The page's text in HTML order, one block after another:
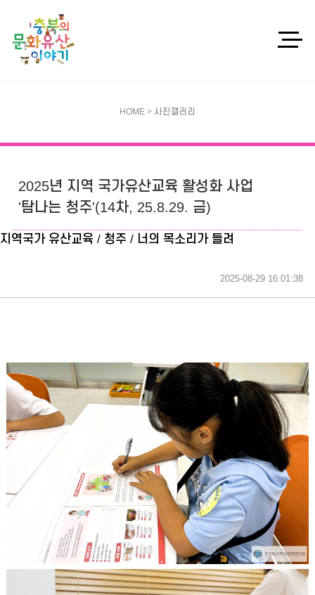
HOME > 사진갤러리
2025년 지역 국가유산교육 활성화 사업
'탐나는 청주'(14차, 25.8.29. 금)
지역국가 유산교육 / 청주 / 너의 목소리가 들려
2025-08-29 16:01:38